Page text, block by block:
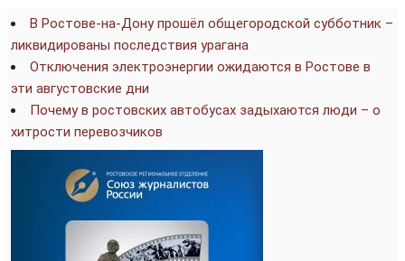
В Ростове-на-Дону прошёл общегородской субботник –
ликвидированы последствия урагана
Отключения электроэнергии ожидаются в Ростове в
эти августовские дни
Почему в ростовских автобусах задыхаются люди – о
хитрости перевозчиков